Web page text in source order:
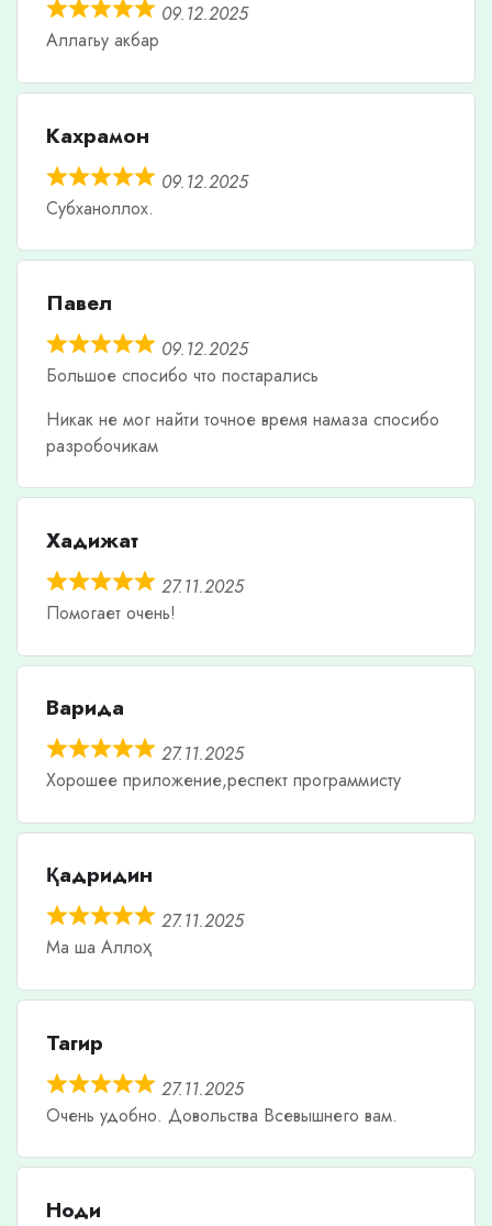
09.12.2025
Аллагьу акбар
Кахрамон
09.12.2025
Субханоллох.
Павел
09.12.2025
Большое спосибо что постарались
Никак не мог найти точное время намаза спосибо
разробочикам
Хадижат
27.11.2025
Помогает очень!
Варида
27.11.2025
Хорошее приложение,респект программисту
Қадридин
27.11.2025
Ма ша Аллоҳ
Тагир
27.11.2025
Очень удобно. Довольства Всевышнего вам.
Ноди